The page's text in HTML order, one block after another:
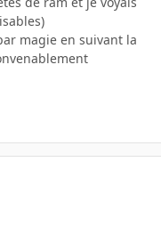
magie en suivant la